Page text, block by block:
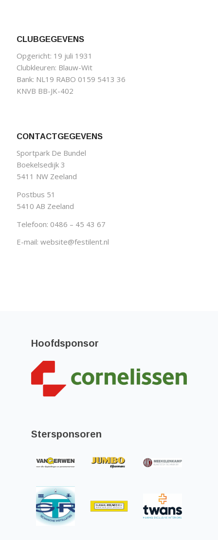
CLUBGEGEVENS
Opgericht: 19 juli 1931
Clubkleuren: Blauw-Wit
Bank: NL19 RABO 0159 5413 36
KNVB BB-JK-402
CONTACTGEGEVENS
Sportpark De Bundel
Boekelsedijk 3
5411 NW Zeeland
Postbus 51
5410 AB Zeeland
Telefoon: 0486 – 45 43 67
E-mail: website@festilent.nl
Hoofdsponsor
Stersponsoren